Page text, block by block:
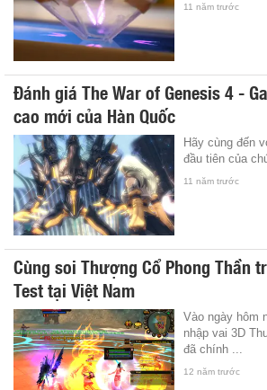
11 năm trước
Đánh giá The War of Genesis 4 -
cao mới của Hàn Quốc
Hãy cùng đến
đầu tiên của
11 năm trước
Cùng soi Thượng Cổ Phong Thần
Test tại Việt Nam
Vào ngày hôm
nhập vai 3D
đã chính ...
12 năm trước